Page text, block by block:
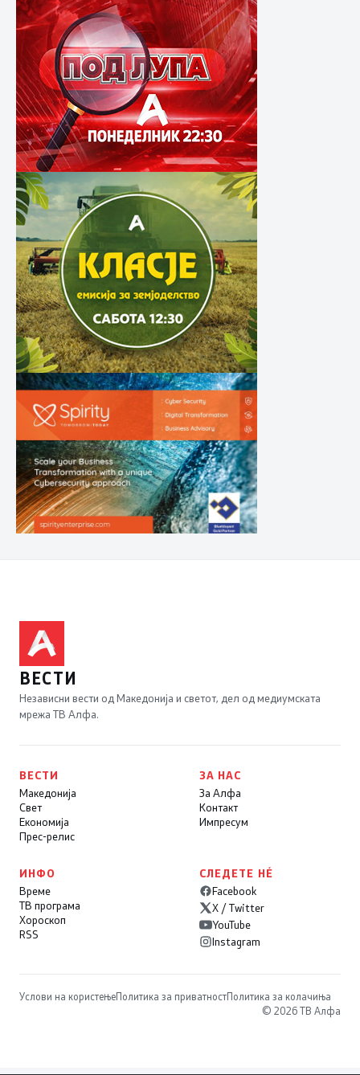
ВЕСТИ
Независни вести од Македонија и светот, дел од медиумската
мрежа ТВ Алфа.
ВЕСТИ
Македонија
Свет
Економија
Прес-релис
ЗА НАС
За Алфа
Контакт
Импресум
ИНФО
Време
ТВ програма
Хороскоп
RSS
СЛЕДЕТЕ НÉ
Facebook
X / Twitter
YouTube
Instagram
Услови на користењеПолитика за приватностПолитика за колачиња
© 2026 ТВ Алфа